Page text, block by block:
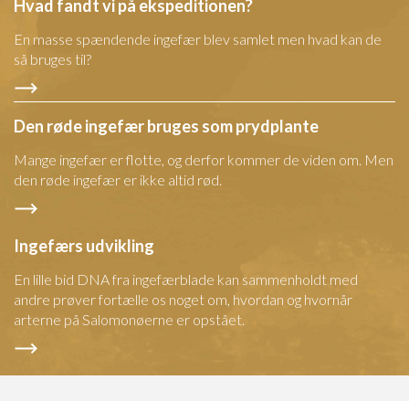
Hvad fandt vi på ekspeditionen?
En masse spændende ingefær blev samlet men hvad kan de
så bruges til?
Den røde ingefær bruges som prydplante
Mange ingefær er flotte, og derfor kommer de viden om. Men
den røde ingefær er ikke altid rød.
Ingefærs udvikling
En lille bid DNA fra ingefærblade kan sammenholdt med
andre prøver fortælle os noget om, hvordan og hvornår
arterne på Salomonøerne er opstået.